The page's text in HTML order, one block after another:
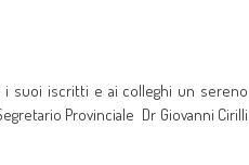
i suoi iscritti e ai colleghi un sereno
Provinciale Dr Giovanni Cirilli